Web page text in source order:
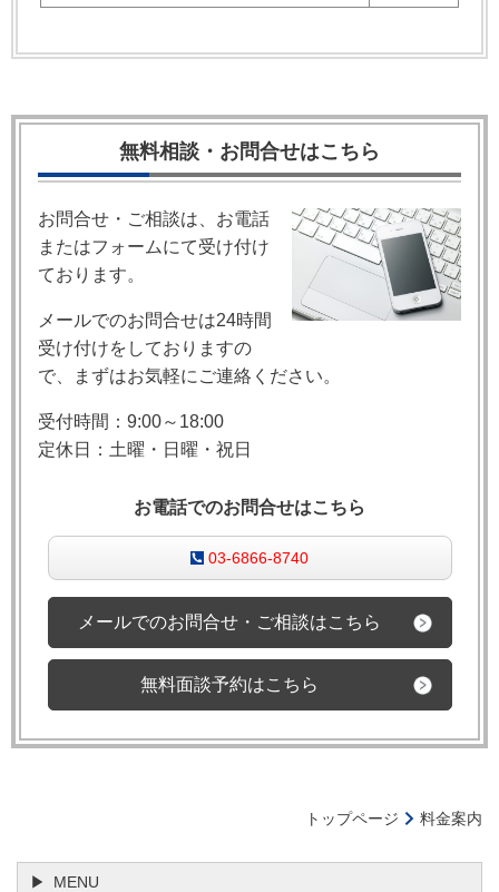
無料相談・お問合せはこちら
お問合せ・ご相談は、お電話
またはフォームにて受け付け
ております。
メールでのお問合せは24時間
受け付けをしておりますの
で、まずはお気軽にご連絡ください。
受付時間：9:00～18:00
定休日：土曜・日曜・祝日
お電話でのお問合せはこちら
03-6866-8740
メールでのお問合せ・ご相談はこちら
無料面談予約はこちら
トップページ 料金案内
MENU